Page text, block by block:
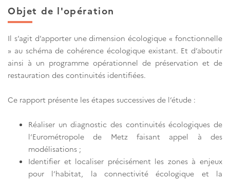
Objet de l'opération
Il s’agit d’apporter une dimension écologique « fonctionnelle
» au schéma de cohérence écologique existant. Et d’aboutir
ainsi à un programme opérationnel de préservation et de
restauration des continuités identifiées.
Ce rapport présente les étapes successives de l’étude :
Réaliser un diagnostic des continuités écologiques de
l’Eurométropole de Metz faisant appel à des
modélisations ;
Identifier et localiser précisément les zones à enjeux
pour l’habitat, la connectivité écologique et la